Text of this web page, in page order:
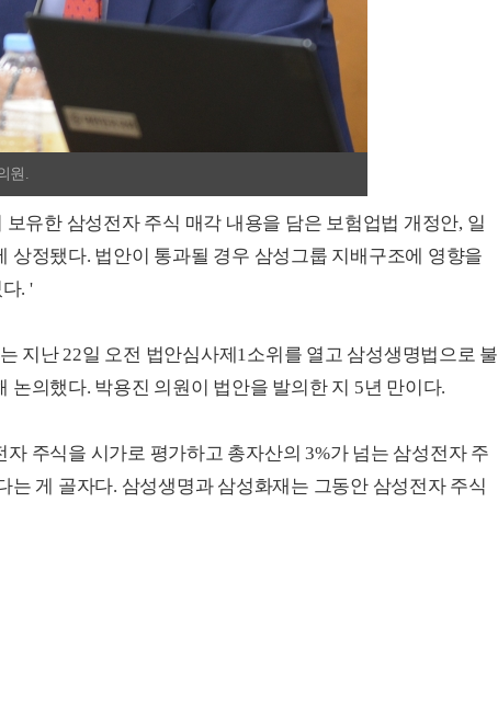
원.
유한 삼성전자 주식 매각 내용을 담은 보험업법 개정안, 일
상정됐다. 법안이 통과될 경우 삼성그룹 지배구조에 영향을
. '
지난 22일 오전 법안심사제1소위를 열고 삼성생명법으로 불
의했다. 박용진 의원이 법안을 발의한 지 5년 만이다.
주식을 시가로 평가하고 총자산의 3%가 넘는 삼성전자 주
는 게 골자다. 삼성생명과 삼성화재는 그동안 삼성전자 주식